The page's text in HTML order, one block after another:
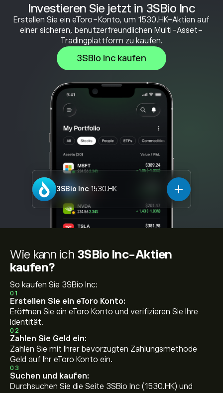
Investieren Sie jetzt in 3SBio Inc
Erstellen Sie ein eToro-Konto, um 1530.HK-Aktien auf
einer sicheren, benutzerfreundlichen Multi-Asset-
Tradingplattform zu kaufen.
3SBio Inc kaufen
3SBio Inc 1530.HK
Wie kann ich 3SBio Inc-Aktien
kaufen?
So kaufen Sie 3SBio Inc:
01
Erstellen Sie ein eToro Konto:
Eröffnen Sie ein eToro Konto und verifizieren Sie Ihre
Identität.
02
Zahlen Sie Geld ein:
Zahlen Sie mit Ihrer bevorzugten Zahlungsmethode
Geld auf Ihr eToro Konto ein.
03
Suchen und kaufen:
Durchsuchen Sie die Seite 3SBio Inc (1530.HK) und